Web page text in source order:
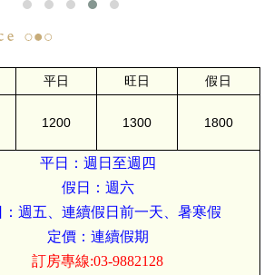
平日 旺日
假日
1200 1300 1800
平日：週日至週四
假日：週六
：週五、連續假日前一天、暑寒假
定價：連續假期
訂房專線:03-9882128